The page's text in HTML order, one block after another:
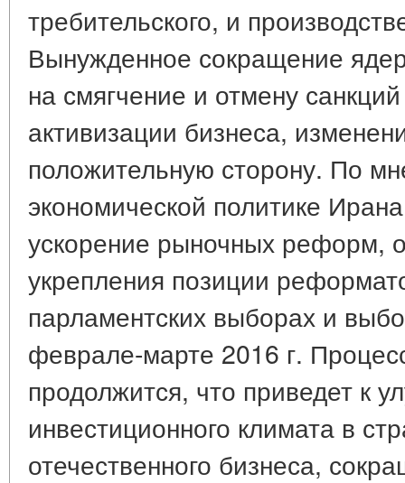
требительского, и
Вынужденное сокращение
на смягчение и отмену
активизации бизнеса,
положительную сторону. По
экономической политике
ускорение рыночных реформ,
укрепления позиции
парламентских выборах и
феврале-марте 2016 г.
продолжится, что приведет к
инвестиционного климата в
отечественного бизнеса,